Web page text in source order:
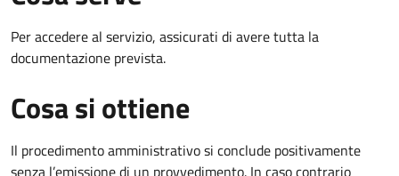
Per accedere al servizio, assicurati di avere tutta la
documentazione prevista.
Cosa si ottiene
Il procedimento amministrativo si conclude positivamente
senza l’emissione di un provvedimento. In caso contrario